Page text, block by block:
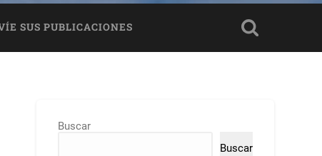
SUS PUBLICACIONES
Buscar
Buscar